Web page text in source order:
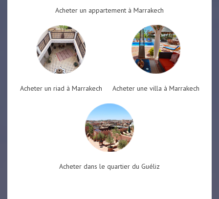
Acheter un appartement à Marrakech
Acheter un riad à Marrakech Acheter une villa à Marrakech
Acheter dans le quartier du Guéliz